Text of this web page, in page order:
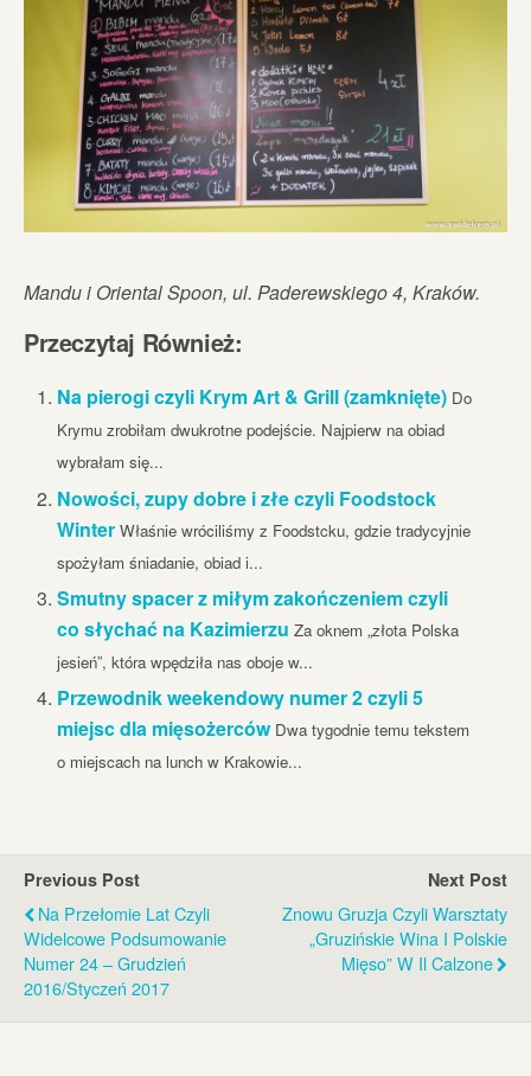
Mandu i Oriental Spoon, ul. Paderewskiego 4, Kraków.
Przeczytaj Również:
Na pierogi czyli Krym Art & Grill (zamknięte) Do
Krymu zrobiłam dwukrotne podejście. Najpierw na obiad
wybrałam się...
Nowości, zupy dobre i złe czyli Foodstock
Winter Właśnie wróciliśmy z Foodstcku, gdzie tradycyjnie
spożyłam śniadanie, obiad i...
Smutny spacer z miłym zakończeniem czyli
co słychać na Kazimierzu Za oknem „złota Polska
jesień”, która wpędziła nas oboje w...
Przewodnik weekendowy numer 2 czyli 5
miejsc dla mięsożerców Dwa tygodnie temu tekstem
o miejscach na lunch w Krakowie...
Previous Post
Na Przełomie Lat Czyli
Widelcowe Podsumowanie
Numer 24 – Grudzień
2016/styczeń 2017
Next Post
Znowu Gruzja Czyli Warsztaty
„Gruzińskie Wina I Polskie
Mięso” W Il Calzone